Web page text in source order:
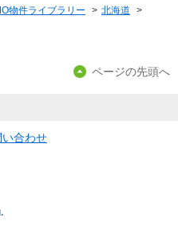
物件ライブラリー > 北海道
>
ページの先頭へ
い合わせ